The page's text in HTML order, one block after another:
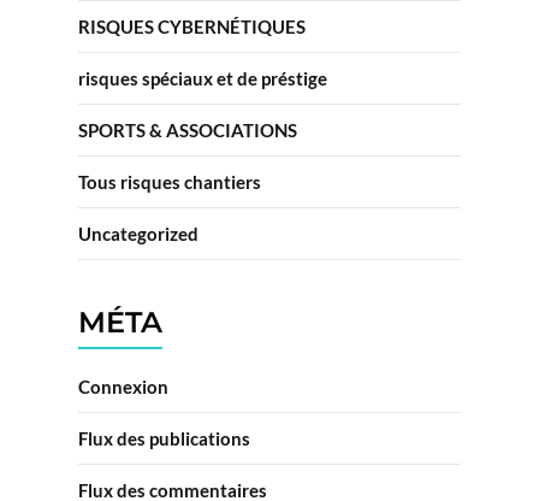
RISQUES CYBERNÉTIQUES
risques spéciaux et de préstige
SPORTS & ASSOCIATIONS
Tous risques chantiers
Uncategorized
MÉTA
Connexion
Flux des publications
Flux des commentaires